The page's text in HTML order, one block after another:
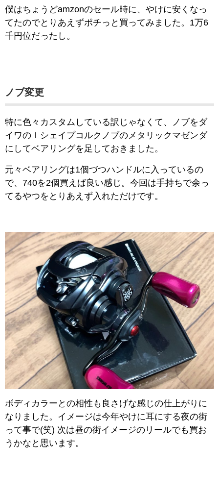
僕はちょうどamzonのセール時に、 やけに安くなっ
てたのでとりあえずポチっと買ってみました。1万6
千円位だったし。
ノブ変更
特に色々カスタムしている訳じゃなくて、ノブをダ
イワのＩシェイプコルクノブのメタリックマゼンダ
にしてベアリングを足しておきました。
元々ベアリングは1個づつハンドルに入っているの
で、740を2個買えば良い感じ。今回は手持ちで余っ
てるやつをとりあえず入れただけです。
ボディカラーとの相性も良さげな感じの仕上がりに
なりました。イメージは今年やけに耳にする夜の街
って事で(笑) 次は昼の街イメージのリールでも買お
うかなと思います。